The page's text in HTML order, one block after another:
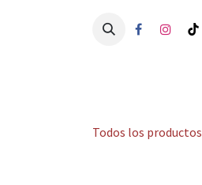
Todos los productos